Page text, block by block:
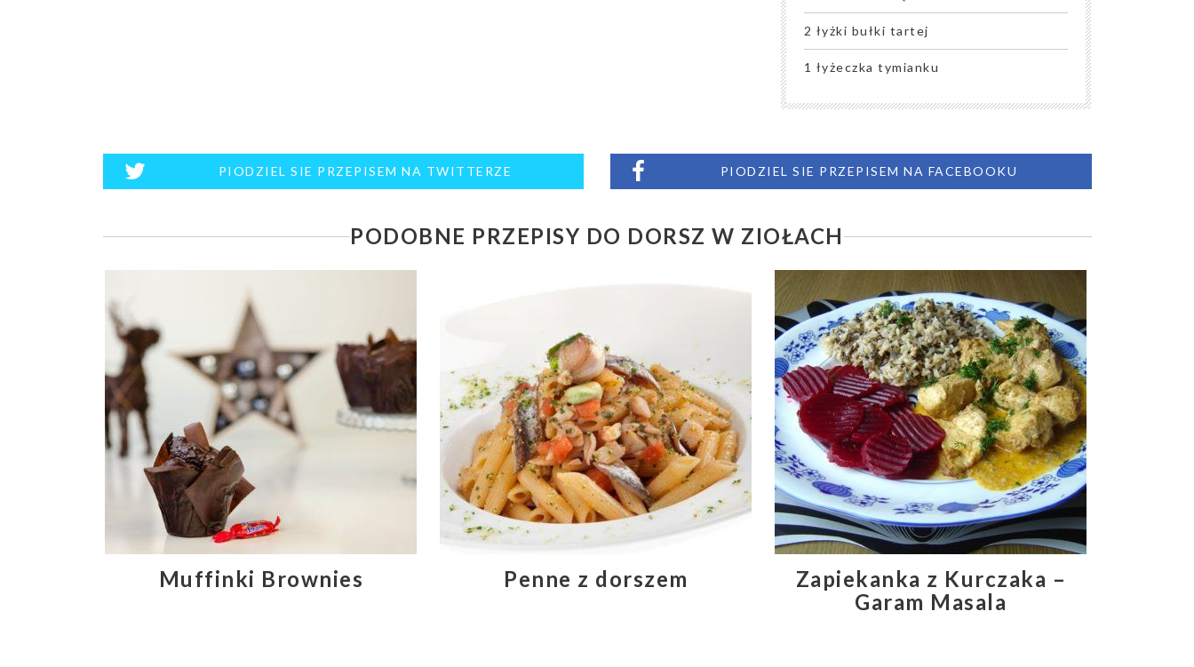
2 łyżki bułki tartej
1 łyżeczka tymianku
PIODZIEL SIE PRZEPISEM NA TWITTERZE PIODZIEL SIE PRZEPISEM NA FACEBOOKU
PODOBNE PRZEPISY DO DORSZ W ZIOŁACH
Muffinki Brownies Penne z dorszem
Zapiekanka z Kurczaka –
Garam Masala